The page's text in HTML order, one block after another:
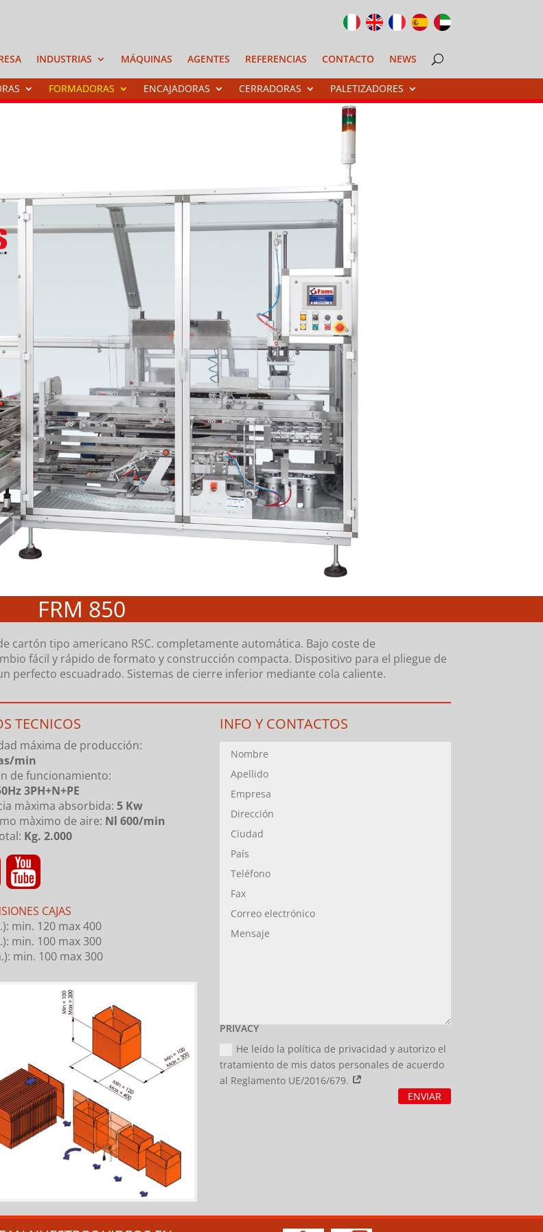
INDUSTRIAS MÁQUINAS AGENTES REFERENCIAS CONTACTO NEWS
FORMADORAS ENCAJADORAS CERRADORAS PALETIZADORES
FRM 850
cartón tipo americano RSC. completamente automática. Bajo coste de
fácil y rápido de formato y construcción compacta. Dispositivo para el pliegue de
perfecto escuadrado. Sistemas de cierre inferior mediante cola caliente.
TECNICOS
máxima de producción:
min
de funcionamiento:
3PH+N+PE
màxima absorbida: 5 Kw
màximo de aire: Nl 600/min
Kg. 2.000
CAJAS
min. 120 max 400
min. 100 max 300
min. 100 max 300
INFO Y CONTACTOS
PRIVACY
He leído la política de privacidad y autorizo el
tratamiento de mis datos personales de acuerdo
al Reglamento UE/2016/679.
ENVIAR